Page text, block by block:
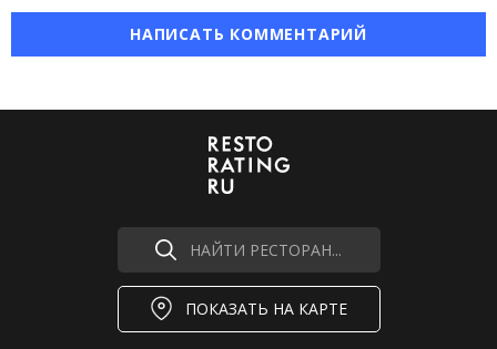
НАПИСАТЬ КОММЕНТАРИЙ
НАЙТИ РЕСТОРАН...
ПОКАЗАТЬ НА КАРТЕ